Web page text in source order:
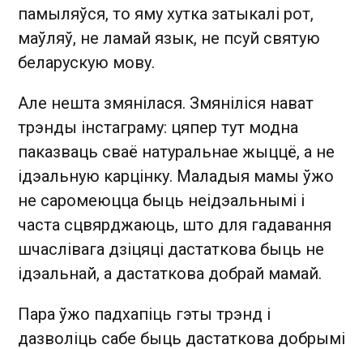
памыляўся, то яму хутка затыкалі рот,
маўляў, не ламай язык, не псуй святую
беларускую мову.
Але нешта змянілася. Змяніліся нават
трэнды інстаграму: цяпер тут модна
паказваць сваё натуральнае жыццё, а не
ідэальную карцінку. Маладыя мамы ўжо
не саромеюцца быць неідэальнымі і
часта сцвярджаюць, што для гадавання
шчаслівага дзіцяці дастаткова быць не
ідэальнай, а дастаткова добрай мамай.
Пара ўжо падхапіць гэты трэнд і
дазволіць сабе быць дастаткова добрымі